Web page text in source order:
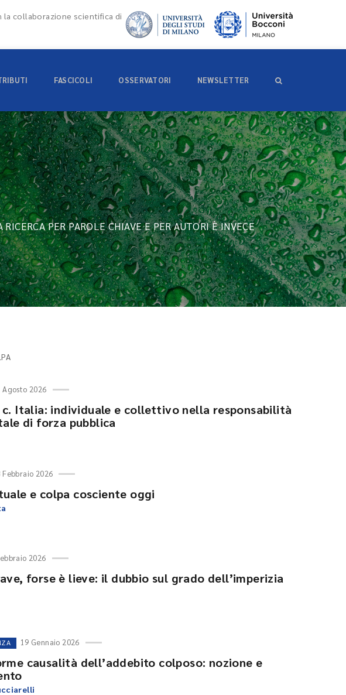
la collaborazione scientifica di
FASCICOLI OSSERVATORI NEWSLETTER
PER PAROLE CHIAVE E PER AUTORI È INVECE
Agosto 2026
c. Italia: individuale e collettivo nella responsabilità
di forza pubblica
Febbraio 2026
e colpa cosciente oggi
2026
forse è lieve: il dubbio sul grado dell’imperizia
19 Gennaio 2026
causalità dell’addebito colposo: nozione e